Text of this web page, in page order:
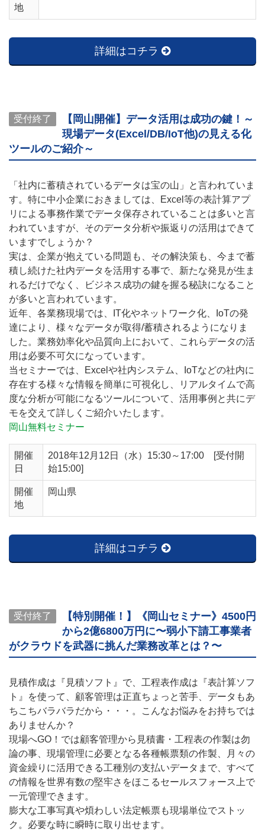
地
詳細はコチラ
受付終了
【岡山開催】データ活用は成功の鍵！～
現場データ(Excel/DB/IoT他)の見える化
ツールのご紹介～
「社内に蓄積されているデータは宝の山」と言われていま
す。特に中小企業におきましては、Excel等の表計算アプ
リによる事務作業でデータ保存されていることは多いと言
われていますが、そのデータ分析や振返りの活用はできて
いますでしょうか？
実は、企業が抱えている問題も、その解決策も、今まで蓄
積し続けた社内データを活用する事で、新たな発見が生ま
れるだけでなく、ビジネス成功の鍵を握る秘訣になること
が多いと言われています。
近年、各業務現場では、IT化やネットワーク化、IoTの発
達により、様々なデータが取得/蓄積されるようになりま
した。業務効率化や品質向上において、これらデータの活
用は必要不可欠になっています。
当セミナーでは、Excelや社内システム、IoTなどの社内に
存在する様々な情報を簡単に可視化し、リアルタイムで高
度な分析が可能になるツールについて、活用事例と共にデ
モを交えて詳しくご紹介いたします。
岡山無料セミナー
開催
日
2018年12月12日（水）15:30～17:00 [受付開
始15:00]
開催
地
岡山県
詳細はコチラ
受付終了
【特別開催！】《岡山セミナー》4500円
から2億6800万円に〜弱小下請工事業者
がクラウドを武器に挑んだ業務改革とは？〜
見積作成は『見積ソフト』で、工程表作成は『表計算ソフ
ト』を使って、顧客管理は正直ちょっと苦手、データもあ
ちこちバラバラだから・・・。こんなお悩みをお持ちでは
ありませんか？
現場へGO！では顧客管理から見積書・工程表の作製は勿
論の事、現場管理に必要となる各種帳票類の作製、月々の
資金繰りに活用できる工種別の支払いデータまで、すべて
の情報を世界有数の堅牢さをほこるセールスフォース上で
一元管理できます。
膨大な工事写真や煩わしい法定帳票も現場単位でストッ
ク。必要な時に瞬時に取り出せます。